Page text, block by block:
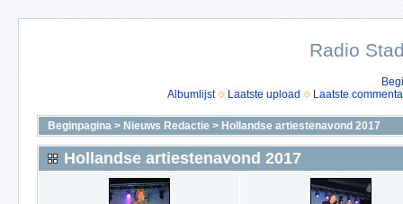
Radio
Albumlijst
Laatste upload Laatste
Beginpagina > Nieuws Redactie > Hollandse artiestenavond 2017
Hollandse artiestenavond 2017